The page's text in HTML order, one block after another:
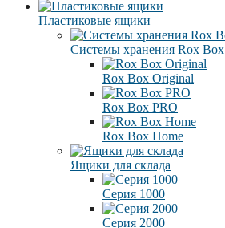
Пластиковые ящики
Системы хранения Rox Box
Rox Box Original
Rox Box PRO
Rox Box Home
Ящики для склада
Серия 1000
Серия 2000